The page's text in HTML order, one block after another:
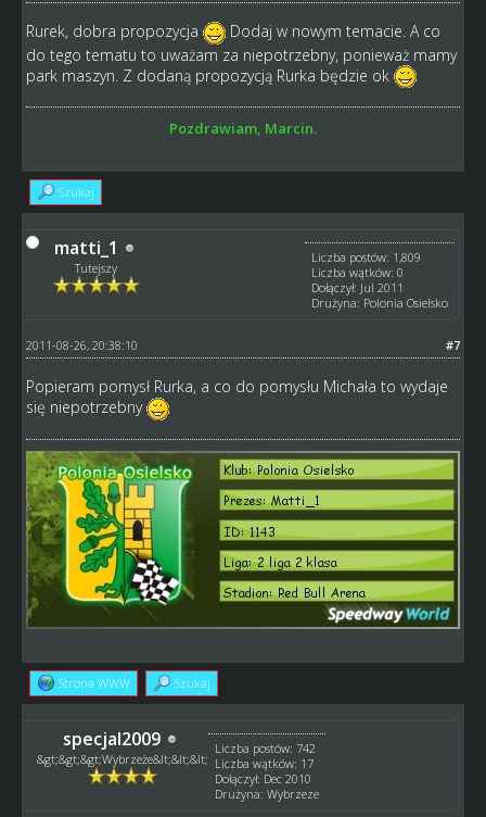
Rurek, dobra propozycja
Dodaj w nowym temacie. A co
do tego tematu to uważam za niepotrzebny, ponieważ mamy
park maszyn. Z dodaną propozycją Rurka będzie ok
Pozdrawiam, Marcin.
Szukaj
matti_1
Tutejszy
Liczba postów: 1,809
Liczba wątków: 0
Dołączył: Jul 2011
Drużyna: Polonia Osielsko
#7
2011-08-26, 20:38:10
Popieram pomysł Rurka, a co do pomysłu Michała to wydaje
się niepotrzebny
Strona WWW Szukaj
specjal2009
&gt;&gt;&gt;Wybrzeże&lt;&lt;&lt;
Liczba postów: 742
Liczba wątków: 17
Dołączył: Dec 2010
Drużyna: Wybrzeze